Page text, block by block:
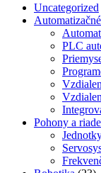
Uncategorized
PLC
Pohony a